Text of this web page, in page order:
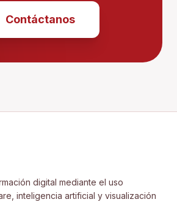
Contáctanos
digital mediante el uso
inteligencia artificial y visualización